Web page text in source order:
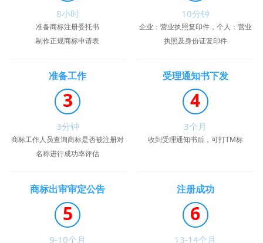
8小时
准备商标注册委托书
制作正规商标申请表
10分钟
企业：营业执照复印件，个人：营业
执照及身份证复印件
准备工作
3
3分钟
商标工作人员查询商标是否被注册对
名称进行成功率评估
受理通知书下发
4
3个月
收到受理通知书后，可打TM标
商标出审审定公告
5
9-10个月
注册成功
6
13-14个月